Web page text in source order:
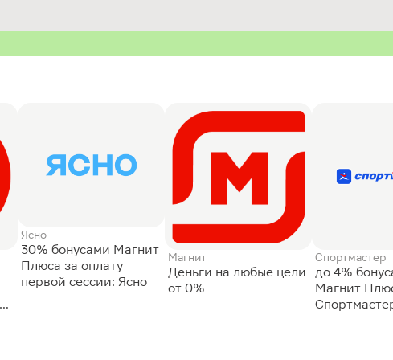
Ясно
30% бонусами Магнит
Плюса за оплату
первой сессии: Ясно
Магнит
Деньги на любые цели
от 0%
Спортмастер
до 4%
Магнит